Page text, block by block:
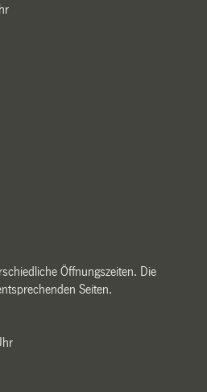
Öffnungszeiten. Die
Seiten.